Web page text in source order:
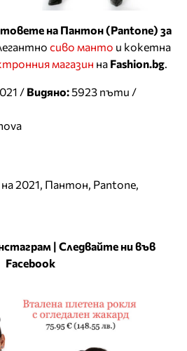
на Пантон (Pantone) за
сиво манто и кокетна
магазин на Fashion.bg
/ Видяно: 5923 пъти /
2021 Пантон Pantone
| Следвайте ни във
Facebook